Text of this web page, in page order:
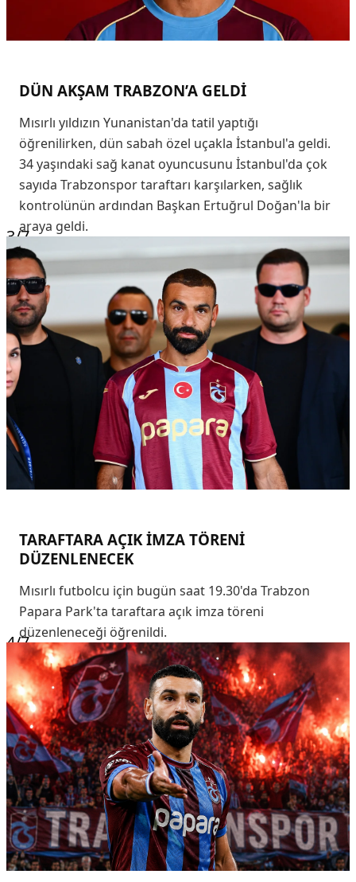
DÜN AKŞAM TRABZON’A GELDİ
Mısırlı yıldızın Yunanistan'da tatil yaptığı
öğrenilirken, dün sabah özel uçakla İstanbul'a geldi.
34 yaşındaki sağ kanat oyuncusunu İstanbul'da çok
sayıda Trabzonspor taraftarı karşılarken, sağlık
kontrolünün ardından Başkan Ertuğrul Doğan'la bir
araya geldi.
3/7
TARAFTARA AÇIK İMZA TÖRENİ
DÜZENLENECEK
Mısırlı futbolcu için bugün saat 19.30'da Trabzon
Papara Park'ta taraftara açık imza töreni
düzenleneceği öğrenildi.
4/7